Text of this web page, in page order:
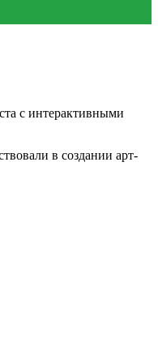
с интерактивными
в создании арт-